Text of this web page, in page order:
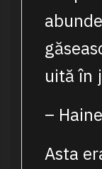
uită în
–
Asta